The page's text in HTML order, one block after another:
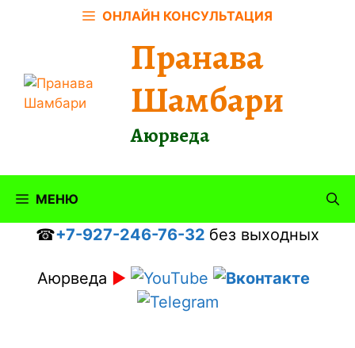
ОНЛАЙН КОНСУЛЬТАЦИЯ
Пранава
Шамбари
Аюрведа
МЕНЮ
☎+7-927-246-76-32 без выходных
Аюрведа ►